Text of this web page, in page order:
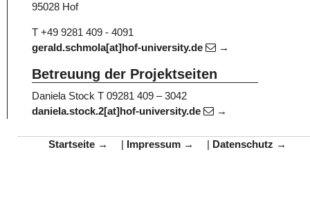
95028 Hof
T +49 9281 409 - 4091
gerald.schmola[at]hof-university.de
Betreuung der Projektseiten
Daniela Stock T 09281 409 – 3042
daniela.stock.2[at]hof-university.de
Startseite | Impressum | Datenschutz